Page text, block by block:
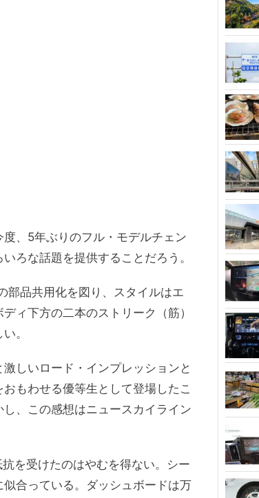
、5年ぶりのフル・モデルチェン
ろな話題を提供することだろう。
部品共用化を図り、スタイルはエ
ィ下方の二本のストリーク（筋）
。
しいロード・インプレッションと
もわせる優等生として登場したこ
、この感想はニュースカイライン
を受けたのはやむを得ない。シー
合っている。ダッシュボードは万